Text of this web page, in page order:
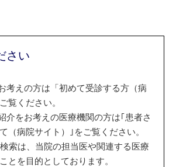
さい
考えの方は「初めて受診する方（病
覧ください。
介をお考えの医療機関の方は｢患者さ
（病院サイト）｣をご覧ください。
索は、当院の担当医や関連する医療
とを目的としております。